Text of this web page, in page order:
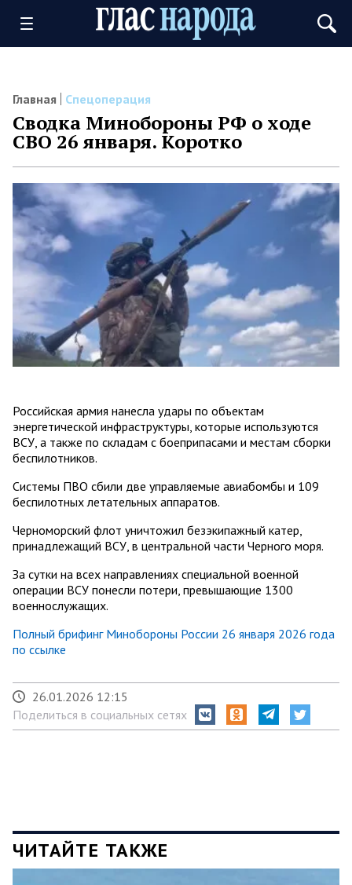
Главная Спецоперация
Сводка Минобороны РФ о ходе
СВО 26 января. Коротко
Российская армия нанесла удары по объектам
энергетической инфраструктуры, которые используются
ВСУ, а также по складам с боеприпасами и местам сборки
беспилотников.
Системы ПВО сбили две управляемые авиабомбы и 109
беспилотных летательных аппаратов.
Черноморский флот уничтожил безэкипажный катер,
принадлежащий ВСУ, в центральной части Черного моря.
За сутки на всех направлениях специальной военной
операции ВСУ понесли потери, превышающие 1300
военнослужащих.
Полный брифинг Минобороны России 26 января 2026 года
по ссылке
26.01.2026 12:15
Поделиться в социальных сетях
ЧИТАЙТЕ ТАКЖЕ